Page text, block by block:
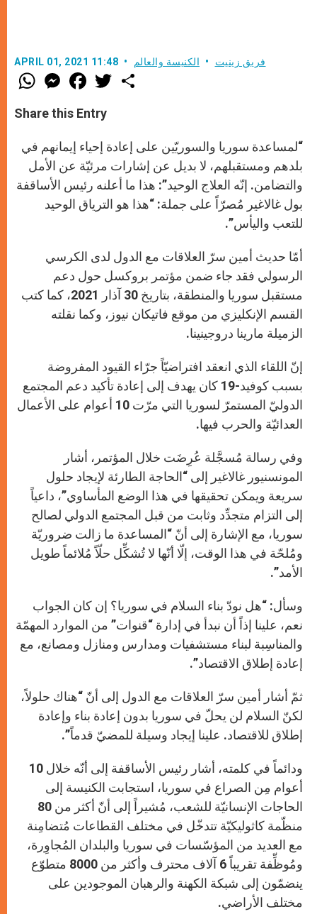
APRIL 01, 2021 11:48 فريق زينيت الكنيسة والعالم
W
h
t
s
p
M
e
s
e
e
r
F
a
e
b
o
k
w
r
Share this Entry
“لمساعدة سوريا والسوريّين على إعادة إحياء إيمانهم في
بلدهم ومستقبلهم، لا بديل عن إشارات مرئيّة عن الأمل
والتضامن. إنّه العلاج الوحيد”: هذا ما أعلنه رئيس الأساقفة
بول غالاغير مُصرّاً على جملة: “هذا هو الترياق الوحيد
للتعب واليأس”.
أمّا حديث أمين سرّ العلاقات مع الدول لدى الكرسي
الرسولي فقد جاء ضمن مؤتمر بروكسل حول دعم
مستقبل سوريا والمنطقة، بتاريخ 30 آذار 2021، كما كتب
القسم الإنكليزي من موقع فاتيكان نيوز، وكما نقلته
الزميلة مارينا دروجينينا.
إنّ اللقاء الذي انعقد افتراضيّاً جرّاء القيود المفروضة
بسبب كوفيد-19 كان يهدف إلى إعادة تأكيد دعم المجتمع
الدوليّ المستمرّ لسوريا التي مرّت 10 أعوام على الأعمال
العدائيّة والحرب فيها.
وفي رسالة مُسجَّلة عُرِضَت خلال المؤتمر، أشار
المونسنيور غالاغير إلى “الحاجة الطارئة لإيجاد حلول
سريعة ويمكن تحقيقها في هذا الوضع المأساوي”، داعياً
إلى التزام متجدِّد وثابت من قبل المجتمع الدولي لصالح
سوريا، مع الإشارة إلى أنّ “المساعدة ما زالت ضروريّة
ومُلحّة في هذا الوقت، إلّا أنّها لا تُشكِّل حلّاً مُلائماً طويل
الأمد”.
وسأل: “هل نودّ بناء السلام في سوريا؟ إن كان الجواب
نعم، علينا إذاً أن نبدأ في إدارة “قنوات” من الموارد المهمّة
والمناسِبة لبناء مستشفيات ومدارس ومنازل ومصانع، مع
إعادة إطلاق الاقتصاد”.
ثمّ أشار أمين سرّ العلاقات مع الدول إلى أنّ “هناك حلولاً،
لكنّ السلام لن يحلّ في سوريا بدون إعادة بناء وإعادة
إطلاق للاقتصاد. علينا إيجاد وسيلة للمضيّ قدماً”.
ودائماً في كلمته، أشار رئيس الأساقفة إلى أنّه خلال 10
أعوام مِن الصراع في سوريا، استجابت الكنيسة إلى
الحاجات الإنسانيّة للشعب، مُشيراً إلى أنّ أكثر من 80
منظّمة كاثوليكيّة تتدخّل في مختلف القطاعات مُتضامِنة
مع العديد من المؤسّسات في سوريا والبلدان المُجاوِرة،
ومُوظِّفة تقريباً 6 آلاف محترف وأكثر من 8000 متطوّع
ينضمّون إلى شبكة الكهنة والرهبان الموجودين على
مختلف الأراضي.